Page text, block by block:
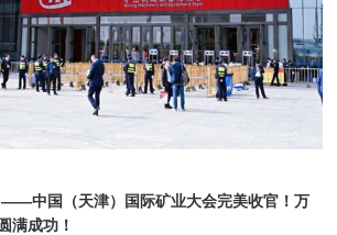
中国（天津）国际矿业大会完美收官！万
满成功！